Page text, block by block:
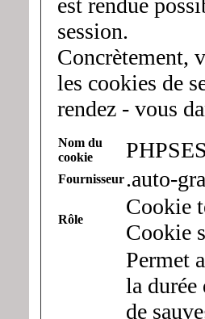
est rendue
session.
Concrètement,
les cookies de
rendez - vous
Nom du
cookie
Fournisseur.auto-
Rôle
Cookie
Cookie
Permet
la durée
de